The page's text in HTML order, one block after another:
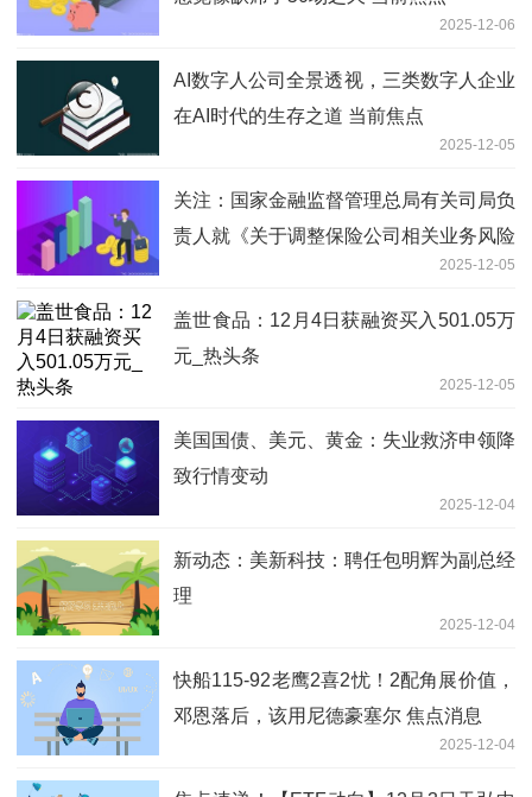
2025-12-06
AI数字人公司全景透视，三类数字人企业
在AI时代的生存之道 当前焦点
2025-12-05
关注：国家金融监督管理总局有关司局负
责人就《关于调整保险公司相关业务风险
2025-12-05
盖世食品：12月4日获融资买入501.05万
元_热头条
2025-12-05
美国国债、美元、黄金：失业救济申领降
致行情变动
2025-12-04
新动态：美新科技：聘任包明辉为副总经
理
2025-12-04
快船115-92老鹰2喜2忧！2配角展价值，
邓恩落后，该用尼德豪塞尔 焦点消息
2025-12-04